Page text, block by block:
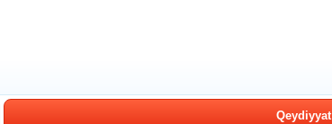
Qeydiyyat